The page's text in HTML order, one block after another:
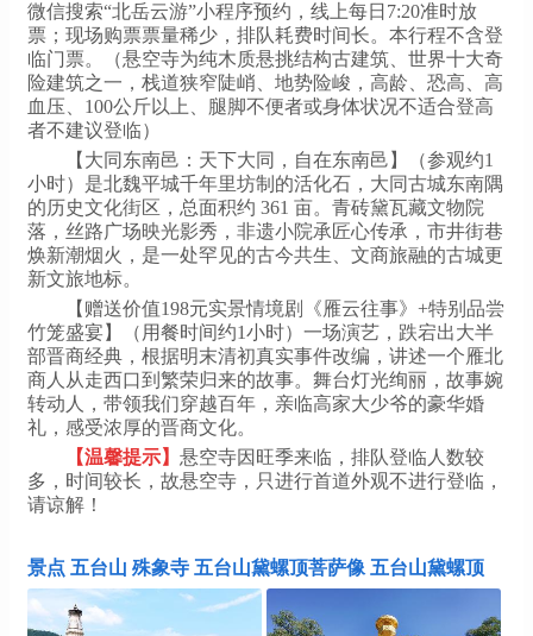
微信搜索“北岳云游”小程序预约，线上每日7:20准时放
票；现场购票票量稀少，排队耗费时间长。本行程不含登
临门票。（悬空寺为纯木质悬挑结构古建筑、世界十大奇
险建筑之一，栈道狭窄陡峭、地势险峻，高龄、恐高、高
血压、100公斤以上、腿脚不便者或身体状况不适合登高
者不建议登临）
【大同东南邑：天下大同，自在东南邑】（参观约1
小时）是北魏平城千年里坊制的活化石，大同古城东南隅
的历史文化街区，总面积约 361 亩。青砖黛瓦藏文物院
落，丝路广场映光影秀，非遗小院承匠心传承，市井街巷
焕新潮烟火，是一处罕见的古今共生、文商旅融的古城更
新文旅地标。
【赠送价值198元实景情境剧《雁云往事》+特别品尝
竹笼盛宴】（用餐时间约1小时）一场演艺，跌宕出大半
部晋商经典，根据明末清初真实事件改编，讲述一个雁北
商人从走西口到繁荣归来的故事。舞台灯光绚丽，故事婉
转动人，带领我们穿越百年，亲临高家大少爷的豪华婚
礼，感受浓厚的晋商文化。
【温馨提示】 悬空寺因旺季来临，排队登临人数较
多，时间较长，故悬空寺，只进行首道外观不进行登临，
请谅解！
景点 五台山 殊象寺 五台山黛螺顶菩萨像 五台山黛螺顶